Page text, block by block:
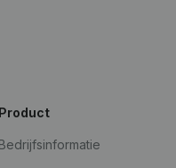
Product
Bedrijfsinformatie